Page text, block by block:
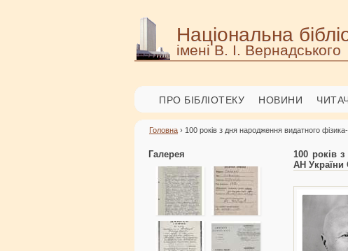
Національна
імені В. І. Вернадського
ПРО БІБЛІОТЕКУ НОВИНИ
Головна › 100 років з дня народження видатного
Галерея
100 років
АН України